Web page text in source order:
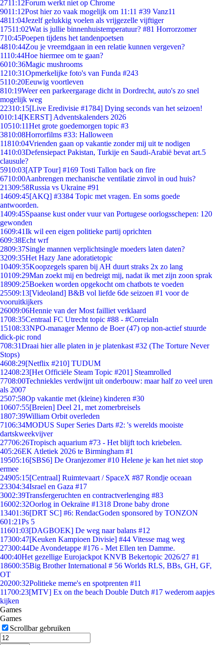
2711:12Forum werkt niet op Chrome
9011:12Post hier zo vaak mogelijk om 11:11 #39 Vanz11
4811:04Jezelf gelukkig voelen als vrijgezelle vijftiger
17511:02Wat is jullie binnenhuistemperatuur? #81 Horrorzomer
710:45Poepen tijdens het tandenpoetsen
4810:44Zou je vreemdgaan in een relatie kunnen vergeven?
1110:44Hoe hiermee om te gaan?
6010:36Magic mushrooms
1210:31Opmerkelijke foto's van Funda #243
5110:20Eeuwig voortleven
810:19Weer een parkeergarage dicht in Dordrecht, auto's zo snel
mogelijk weg
22310:15[Live Eredivisie #1784] Dying seconds van het seizoen!
010:14[KERST] Adventskalenders 2026
10510:11Het grote goedemorgen topic #3
3810:08Horrorfilms #33: Halloween
11810:04Vrienden gaan op vakantie zonder mij uit te nodigen
1410:03Defensiepact Pakistan, Turkije en Saudi-Arabië bevat art.5
clausule?
5910:03[ATP Tour] #169 Tosti Tallon back on fire
6710:00Aanbrengen mechanische ventilatie zinvol in oud huis?
21309:58Russia vs Ukraine #91
14609:45[AKQ] #3384 Topic met vragen. En soms goede
antwoorden.
1409:45Spaanse kust onder vuur van Portugese oorlogsschepen: 120
gewonden
1609:41Ik wil een eigen politieke partij oprichten
609:38Echt wrf
2809:37Single mannen verplichtsingle moeders laten daten?
3209:35Het Hazy Jane adoratietopic
10409:35Koopzegels sparen bij AH duurt straks 2x zo lang
10109:29Man zoekt mij en bedreigt mij, nadat ik met zijn zoon sprak
18909:25Boeken worden opgekocht om chatbots te voeden
25509:13[Videoland] B&B vol liefde 6de seizoen #1 voor de
vooruitkijkers
26009:06Hennie van der Most failliet verklaard
1708:35Centraal FC Utrecht topic #88 - #CorreiaIn
15108:33NPO-manager Menno de Boer (47) op non-actief stuurde
dick-pic rond
708:31Draai hier alle platen in je platenkast #32 (The Torture Never
Stops)
4608:29[Netflix #210] TUDUM
12408:23[Het Officiële Steam Topic #201] Steamrolled
7708:00Techniekles verdwijnt uit onderbouw: maar half zo veel uren
als 2007
2507:58Op vakantie met (kleine) kinderen #30
10607:55[Breien] Deel 21, met zomerbreisels
1807:39William Orbit overleden
7106:34MODUS Super Series Darts #2: 's werelds mooiste
dartskweekvijver
27706:26Tropisch aquarium #73 - Het blijft toch kriebelen.
405:26EK Atletiek 2026 te Birmingham #1
19505:16[SBS6] De Oranjezomer #10 Helene je kan het niet stop
ermee
24905:15[Centraal] Ruimtevaart / SpaceX #87 Rondje oceaan
23304:34Israel en Gaza #17
3002:39Transfergeruchten en contractverlenging #83
16002:32Oorlog in Oekraïne #1318 Drone baby drone
13401:36[DRT SC] #6: RendacGoden sponsored by TONZON
601:21Ps 5
11601:03[DAGBOEK] De weg naar balans #12
17300:47[Keuken Kampioen Divisie] #44 Vitesse mag weg
27300:44De Avondetappe #176 - Met Ellen ten Damme.
400:40Het gezellige Eurojackpot KNVB Bekertopic 2026/27 #1
18600:35Big Brother International # 56 Worlds RLS, BBs, GH, GF,
OT
20200:32Politieke meme's en spotprenten #11
11700:23[MTV] Ex on the beach Double Dutch #17 wederom aapjes
kijken
Games
Games
Scrollbar gebruiken